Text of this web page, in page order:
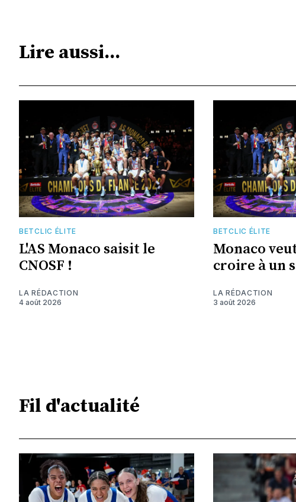
Lire aussi...
BETCLIC ÉLITE
L'AS Monaco saisit le
CNOSF !
LA RÉDACTION
4 août 2026
BETCLIC ÉLITE
Monaco
croire à un
LA RÉDACTION
3 août 2026
Fil d'actualité